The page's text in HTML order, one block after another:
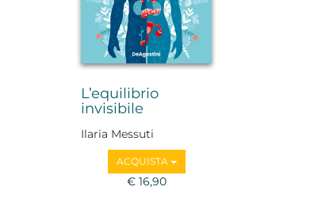
L’equilibrio
invisibile
Ilaria Messuti
@endocrino_logica_
ACQUISTA
€ 16,90